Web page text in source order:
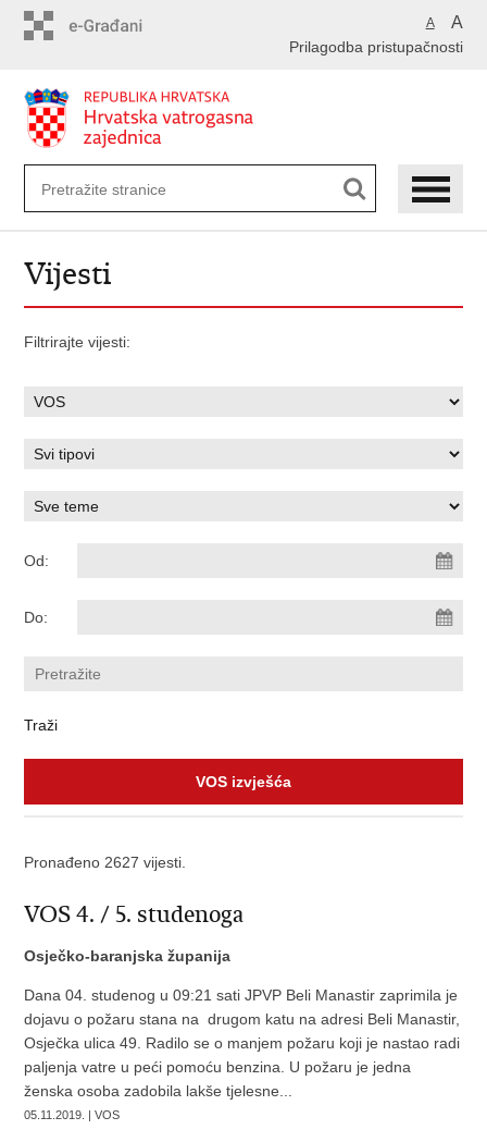
A A
Prilagodba pristupačnosti
Vijesti
Filtrirajte vijesti:
Od:
Do:
VOS izvješća
Pronađeno 2627 vijesti.
VOS 4. / 5. studenoga
Osječko-baranjska županija
Dana 04. studenog u 09:21 sati JPVP Beli Manastir zaprimila je
dojavu o požaru stana na drugom katu na adresi Beli Manastir,
Osječka ulica 49. Radilo se o manjem požaru koji je nastao radi
paljenja vatre u peći pomoću benzina. U požaru je jedna
ženska osoba zadobila lakše tjelesne...
05.11.2019. | VOS